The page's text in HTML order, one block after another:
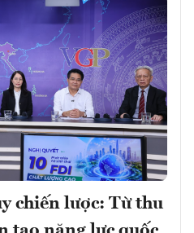
chiến lược: Từ thu